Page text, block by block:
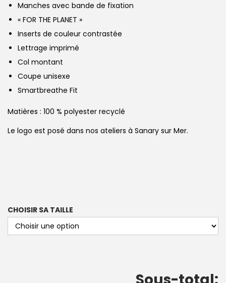
Manches avec bande de fixation
« FOR THE PLANET »
Inserts de couleur contrastée
Lettrage imprimé
Col montant
Coupe unisexe
Smartbreathe Fit
Matières : 100 % polyester recyclé
Le logo est posé dans nos ateliers à Sanary sur Mer.
CHOISIR SA TAILLE